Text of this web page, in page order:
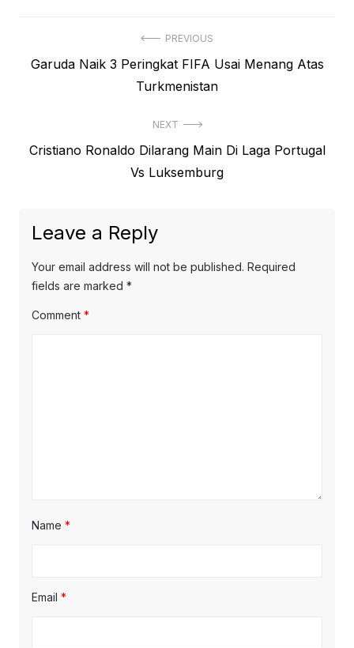
navigation
PREVIOUS
Previous
Garuda Naik 3 Peringkat FIFA Usai Menang Atas
Turkmenistan
NEXT
Next
Cristiano Ronaldo Dilarang Main Di Laga Portugal
Vs Luksemburg
Leave a Reply
Your email address will not be published. Required
fields are marked *
Comment *
Name *
Email *